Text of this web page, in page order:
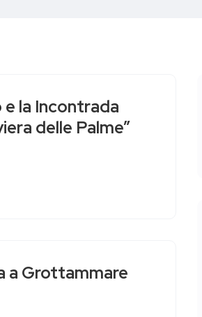
e la Incontrada
delle Palme”
a Grottammare